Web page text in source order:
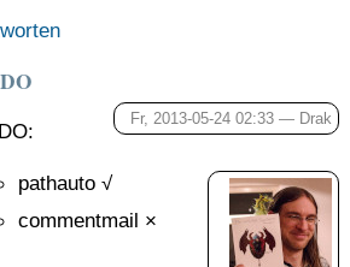
Fr, 2013-05-24 02:33 — Drak
pathauto √
commentmail ×
du